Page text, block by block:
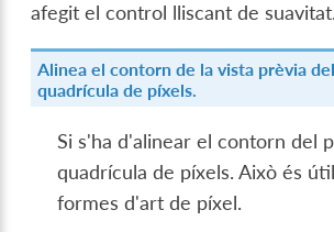
afegit el control lliscant de suavitat.
Alinea el contorn de la vista prèvia
quadrícula de píxels.
Si s'ha d'alinear el contorn del
quadrícula de píxels. Això és
formes d'art de píxel.